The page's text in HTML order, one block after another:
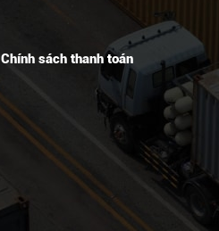
Chính sách thanh toán